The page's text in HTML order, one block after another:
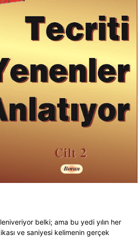
belki; ama bu yedi yılın her
ve saniyesi kelimenin gerçek